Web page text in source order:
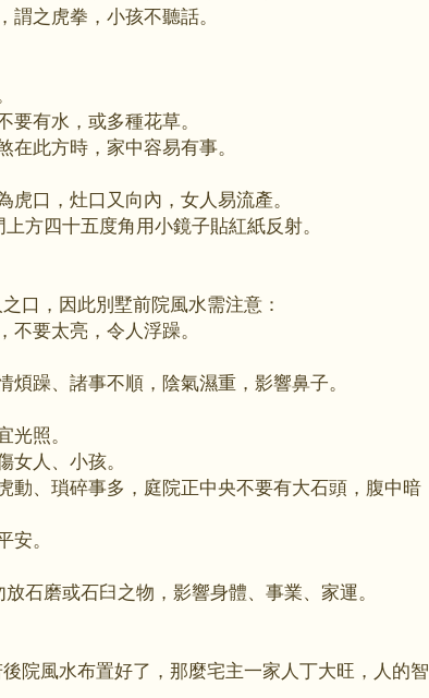
之虎拳，小孩不聽話。
有水，或多種花草。
此方時，家中容易有事。
口，灶口又向內，女人易流產。
方四十五度角用小鏡子貼紅紙反射。
口，因此別墅前院風水需注意：
要太亮，令人浮躁。
躁、諸事不順，陰氣濕重，影響鼻子。
光照。
女人、小孩。
動、瑣碎事多，庭院正中央不要有大石頭，腹中暗
安。
石磨或石臼之物，影響身體、事業、家運。
院風水布置好了，那麼宅主一家人丁大旺，人的智